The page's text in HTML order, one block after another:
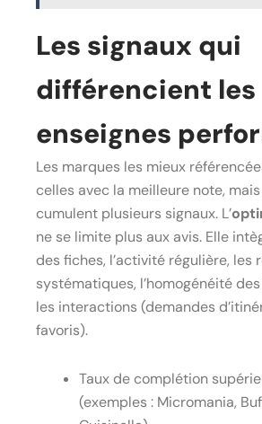
Les signaux qui
différencient les
enseignes
Les marques les mieux
celles avec la meilleure note,
cumulent plusieurs signaux. L’
ne se limite plus aux avis. Elle
des fiches, l’activité régulière, les
systématiques, l’homogénéité
les interactions (demandes
favoris).
Taux de complétion
(exemples : Micromania,